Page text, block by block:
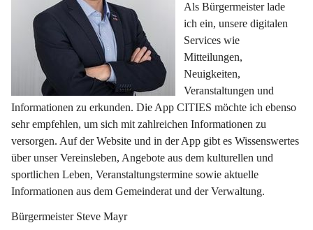
Als Bürgermeister lade
ich ein, unsere digitalen
Services wie
Mitteilungen,
Neuigkeiten,
Veranstaltungen und
Informationen zu erkunden. Die App CITIES möchte ich ebenso
sehr empfehlen, um sich mit zahlreichen Informationen zu
versorgen. Auf der Website und in der App gibt es Wissenswertes
über unser Vereinsleben, Angebote aus dem kulturellen und
sportlichen Leben, Veranstaltungstermine sowie aktuelle
Informationen aus dem Gemeinderat und der Verwaltung.
Bürgermeister Steve Mayr